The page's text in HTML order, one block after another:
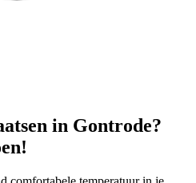
in Gontrode?